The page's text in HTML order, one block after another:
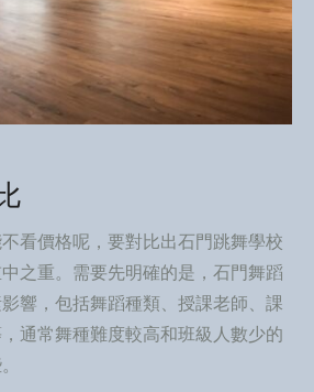
看價格呢，要對比出石門跳舞學校
之重。需要先明確的是，石門舞蹈
響，包括舞蹈種類、授課老師、課
通常舞種難度較高和班級人數少的